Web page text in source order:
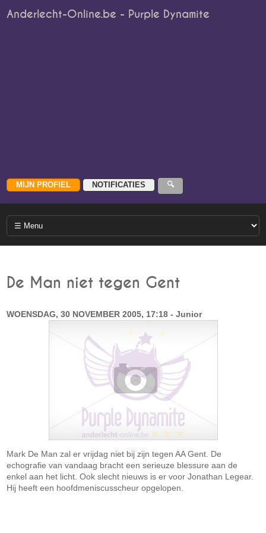
Anderlecht-Online.be - Purple Dynamite
De Man niet tegen Gent
WOENSDAG, 30 NOVEMBER 2005, 17:18 - Junior
Mark De Man zal er vrijdag niet bij zijn tegen AA Gent. De
echografie van vandaag bracht een serieuze blessure aan de
enkel aan het licht. Ook slecht nieuws is er voor Jonathan Legear.
Hij heeft een hoofdmeniscusscheur opgelopen.